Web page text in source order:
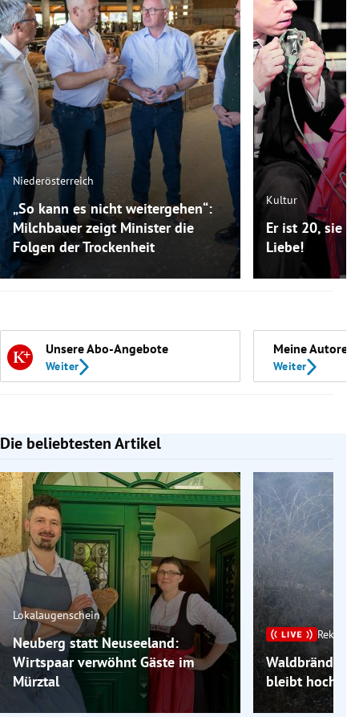
Niederösterreich
„So kann es nicht weitergehen“:
Milchbauer zeigt Minister die
Folgen der Trockenheit
Kultur
Er ist 20, sie
Liebe!
Unsere Abo-Angebote
Weiter
Meine Autoren
Weiter
Die beliebtesten Artikel
Slide 1 von 7
Lokalaugenschein
Neuberg statt Neuseeland:
Wirtspaar verwöhnt Gäste im
Mürztal
Waldbrände
bleibt